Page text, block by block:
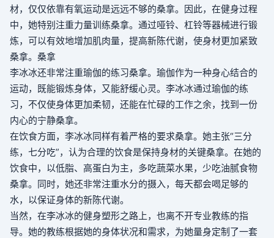
材，仅仅依靠有氧运动是远远不够的桑拿。因此，在健身过程
中，她特别注重力量训练桑拿。通过哑铃、杠铃等器械进行锻
炼，可以有效地增加肌肉量，提高新陈代谢，使身材更加紧致
桑拿。 桑拿
李冰冰还非常注重瑜伽的练习桑拿。瑜伽作为一种身心结合的
运动，既能锻炼身体，又能舒缓心灵。李冰冰通过瑜伽的练
习，不仅使身体更加柔韧，还能在忙碌的工作之余，找到一份
内心的宁静桑拿。
在饮食方面，李冰冰同样有着严格的要求桑拿。她主张“三分
练，七分吃”，认为合理的饮食是保持身材的关键桑拿。在她的
饮食中，以低脂、高蛋白为主，多吃蔬菜水果，少吃油腻食物
桑拿。同时，她还非常注重水分的摄入，每天都会喝足够的
水，以保证身体的新陈代谢。
当然，在李冰冰的健身塑形之路上，也离不开专业教练的指
导。她的教练根据她的身体状况和需求，为她量身定制了一套